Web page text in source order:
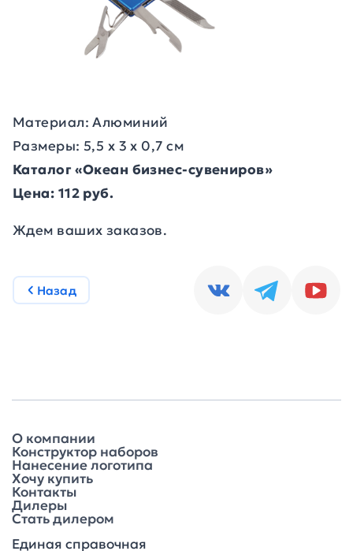
Материал: Алюминий
Размеры: 5,5 х 3 х 0,7 см
Каталог «Океан бизнес-сувениров»
Цена: 112 руб.
Ждем ваших заказов.
Назад
О компании
Конструктор наборов
Нанесение логотипа
Хочу купить
Контакты
Дилеры
Стать дилером
Единая справочная